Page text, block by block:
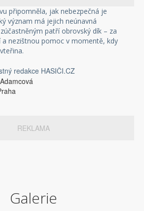
připomněla, jak nebezpečná je
význam má jejich neúnavná
patří obrovský dík – za
a nezištnou pomoc v momentě, kdy
redakce HASIČI.CZ
REKLAMA
Galerie